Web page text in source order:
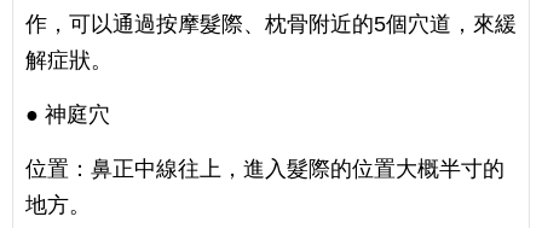
作，可以通過按摩髮際、枕骨附近的5個穴道，來緩
解症狀。
● 神庭穴
位置：鼻正中線往上，進入髮際的位置大概半寸的
地方。